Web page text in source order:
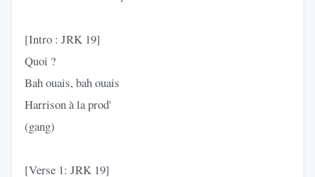
[Intro : JRK 19]
Quoi ?
Bah ouais, bah ouais
Harrison à la prod'
(gang)
[Verse 1: JRK 19]